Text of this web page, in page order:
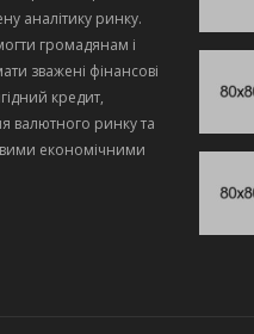
аналітику ринку.
громадянам і
зважені фінансові
кредит,
валютного ринку та
економічними